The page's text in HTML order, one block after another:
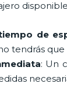
de
tendrás
: Un